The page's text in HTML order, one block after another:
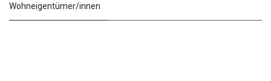
Wohneigentümer/innen